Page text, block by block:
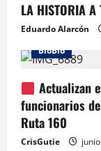
LA HISTORIA A
Eduardo Alarcón
BioBio
Actualizan
funcionarios
Ruta 160
CrisGutie